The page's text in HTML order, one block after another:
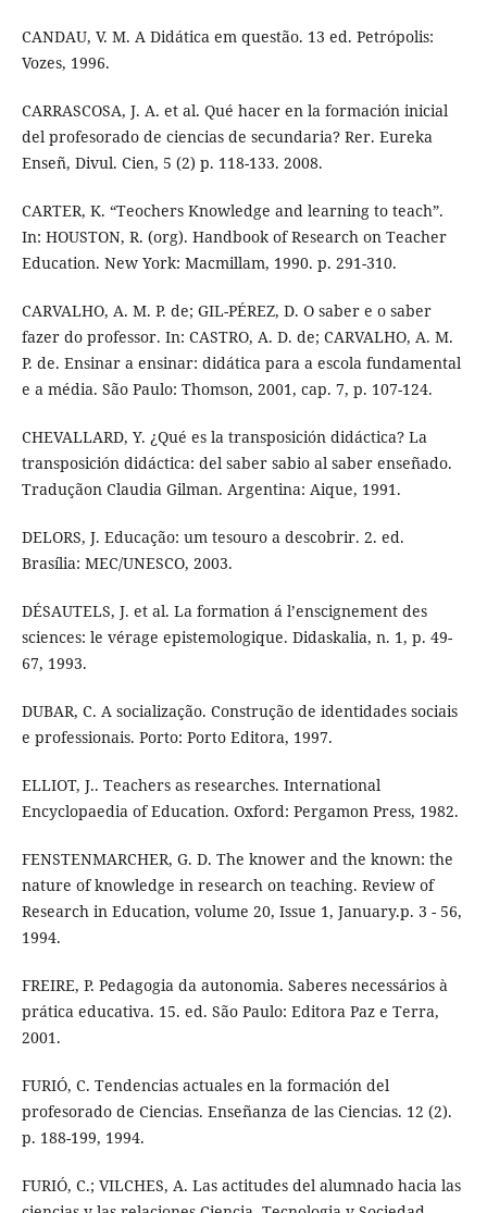
CANDAU, V. M. A Didática em questão. 13 ed. Petrópolis:
Vozes, 1996.
CARRASCOSA, J. A. et al. Qué hacer en la formación inicial
del profesorado de ciencias de secundaria? Rer. Eureka
Enseñ, Divul. Cien, 5 (2) p. 118-133. 2008.
CARTER, K. “Teochers Knowledge and learning to teach”.
In: HOUSTON, R. (org). Handbook of Research on Teacher
Education. New York: Macmillam, 1990. p. 291-310.
CARVALHO, A. M. P. de; GIL-PÉREZ, D. O saber e o saber
fazer do professor. In: CASTRO, A. D. de; CARVALHO, A. M.
P. de. Ensinar a ensinar: didática para a escola fundamental
e a média. São Paulo: Thomson, 2001, cap. 7, p. 107-124.
CHEVALLARD, Y. ¿Qué es la transposición didáctica? La
transposición didáctica: del saber sabio al saber enseñado.
Traduçãon Claudia Gilman. Argentina: Aique, 1991.
DELORS, J. Educação: um tesouro a descobrir. 2. ed.
Brasília: MEC/UNESCO, 2003.
DÉSAUTELS, J. et al. La formation á l’enscignement des
sciences: le vérage epistemologique. Didaskalia, n. 1, p. 49-
67, 1993.
DUBAR, C. A socialização. Construção de identidades sociais
e professionais. Porto: Porto Editora, 1997.
ELLIOT, J.. Teachers as researches. International
Encyclopaedia of Education. Oxford: Pergamon Press, 1982.
FENSTENMARCHER, G. D. The knower and the known: the
nature of knowledge in research on teaching. Review of
Research in Education, volume 20, Issue 1, January.p. 3 - 56,
1994.
FREIRE, P. Pedagogia da autonomia. Saberes necessários à
prática educativa. 15. ed. São Paulo: Editora Paz e Terra,
2001.
FURIÓ, C. Tendencias actuales en la formación del
profesorado de Ciencias. Enseñanza de las Ciencias. 12 (2).
p. 188-199, 1994.
FURIÓ, C.; VILCHES, A. Las actitudes del alumnado hacia las